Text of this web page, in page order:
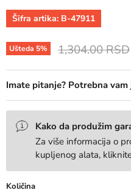
Šifra artika: B-47911
Ušteda 5% Prvobitna cena
1,304.00 RSD
Imate pitanje? Potrebna vam
Kako da produžim
Za više informacija o
kupljenog alata,
Količina